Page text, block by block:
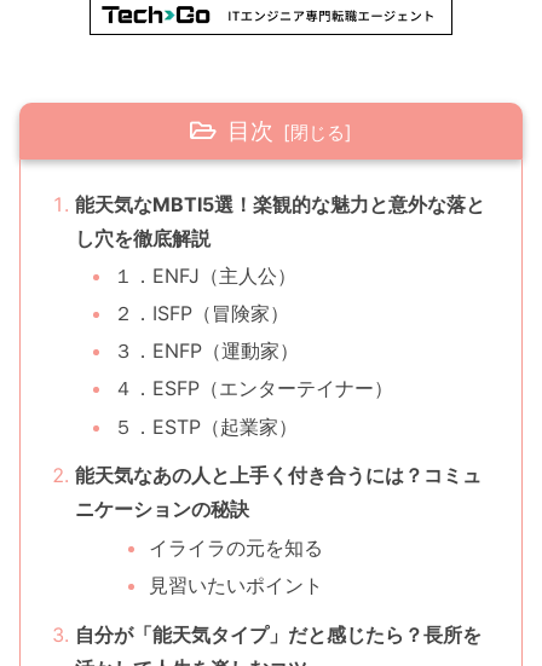
目次
能天気なMBTI5選！楽観的な魅力と意外な落と
し穴を徹底解説
１．ENFJ（主人公）
２．ISFP（冒険家）
３．ENFP（運動家）
４．ESFP（エンターテイナー）
５．ESTP（起業家）
能天気なあの人と上手く付き合うには？コミュ
ニケーションの秘訣
イライラの元を知る
見習いたいポイント
自分が「能天気タイプ」だと感じたら？長所を